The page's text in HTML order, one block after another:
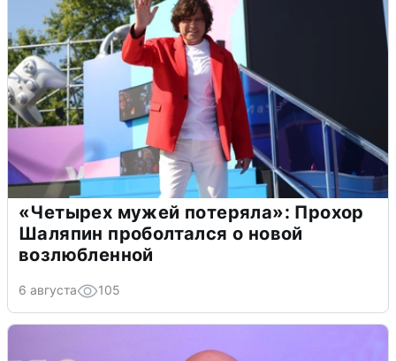
«Четырех мужей потеряла»: Прохор
Шаляпин проболтался о новой
возлюбленной
6 августа 105